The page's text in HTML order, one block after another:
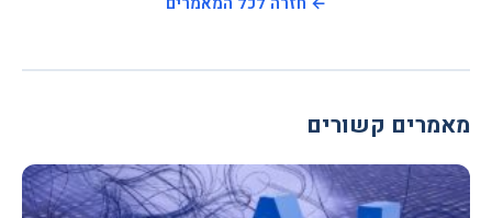
מאמרים קשורים